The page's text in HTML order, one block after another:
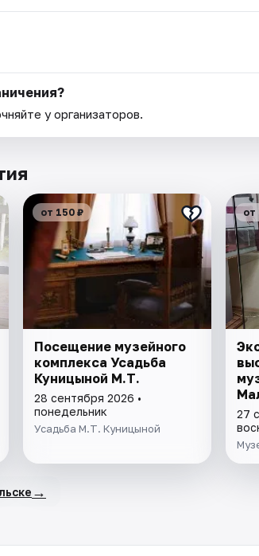
у организаторов.
от 150 ₽
Посещение музейного
комплекса Усадьба
Куницыной М.Т.
28 сентября 2026 •
понедельник
Усадьба М.Т. Куницыной
от
27
→